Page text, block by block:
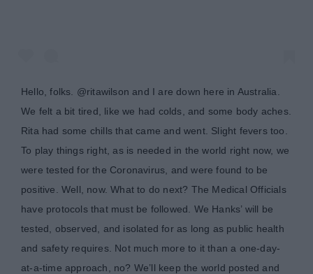
Hello, folks. @ritawilson and I are down here in Australia.
We felt a bit tired, like we had colds, and some body aches.
Rita had some chills that came and went. Slight fevers too.
To play things right, as is needed in the world right now, we
were tested for the Coronavirus, and were found to be
positive. Well, now. What to do next? The Medical Officials
have protocols that must be followed. We Hanks’ will be
tested, observed, and isolated for as long as public health
and safety requires. Not much more to it than a one-day-
at-a-time approach, no? We’ll keep the world posted and